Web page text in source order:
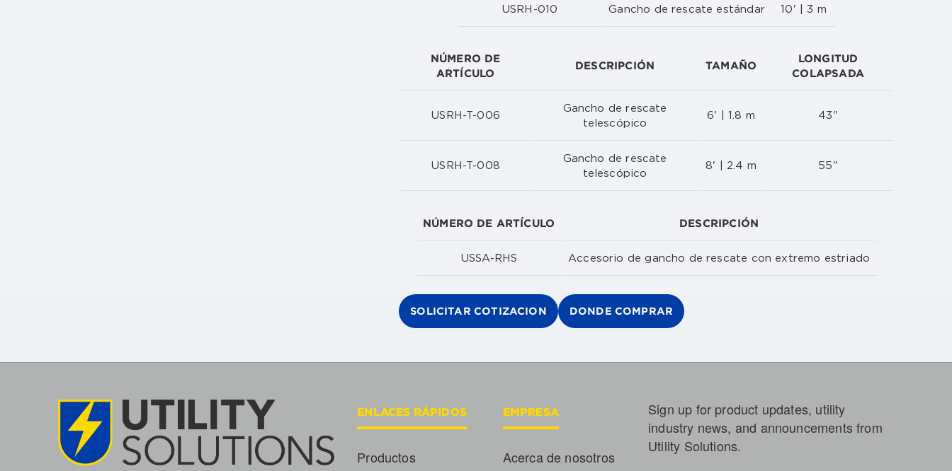
USRH-010 Gancho de rescate estándar 10' | 3 m
NÚMERO DE
ARTÍCULO
DESCRIPCIÓN TAMAÑO
LONGITUD
COLAPSADA
USRH-T-006
Gancho de rescate
telescópico
6' | 1.8 m 43"
USRH-T-008
Gancho de rescate
telescópico
8' | 2.4 m 55"
NÚMERO DE ARTÍCULO DESCRIPCIÓN
USSA-RHS Accesorio de gancho de rescate con extremo estriado
SOLICITAR COTIZACION DONDE COMPRAR
ENLACES RÁPIDOS
Productos
EMPRESA
Acerca de nosotros
Sign up for product updates, utility
industry news, and announcements from
Utility Solutions.